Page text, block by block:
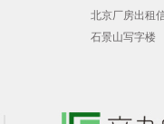
北京厂房出租
石景山写字楼